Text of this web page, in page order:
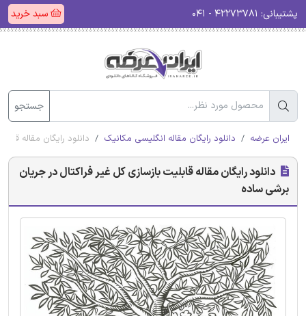
پشتیبانی: سبد خرید
جستجو
ایران عرضه دانلود رایگان مقاله انگلیسی مکانیک دانلود رایگان مقاله
دانلود رایگان مقاله قابلیت بازسازی کل غیر فراکتال در جریان
برشی ساده